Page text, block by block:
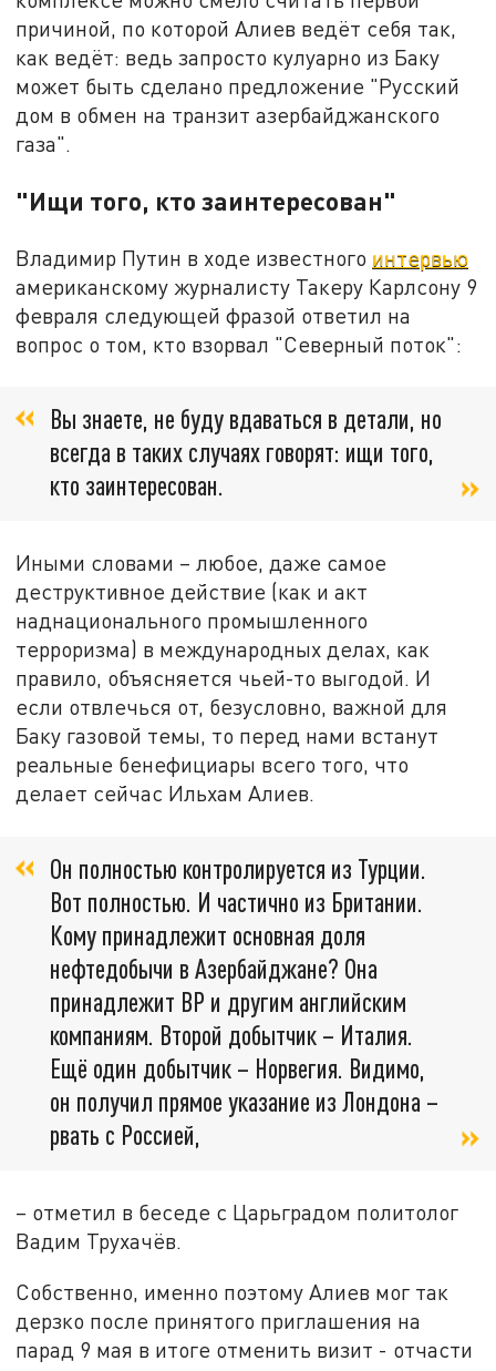
причиной, по которой Алиев ведёт себя так,
как ведёт: ведь запросто кулуарно из Баку
может быть сделано предложение "Русский
дом в обмен на транзит азербайджанского
газа".
"Ищи того, кто заинтересован"
Владимир Путин в ходе известного интервью
американскому журналисту Такеру Карлсону 9
февраля следующей фразой ответил на
вопрос о том, кто взорвал "Северный поток":
Вы знаете, не буду вдаваться в детали, но
всегда в таких случаях говорят: ищи того,
кто заинтересован.
Иными словами – любое, даже самое
деструктивное действие (как и акт
наднационального промышленного
терроризма) в международных делах, как
правило, объясняется чьей-то выгодой. И
если отвлечься от, безусловно, важной для
Баку газовой темы, то перед нами встанут
реальные бенефициары всего того, что
делает сейчас Ильхам Алиев.
Он полностью контролируется из Турции.
Вот полностью. И частично из Британии.
Кому принадлежит основная доля
нефтедобычи в Азербайджане? Она
принадлежит BP и другим английским
компаниям. Второй добытчик – Италия.
Ещё один добытчик – Норвегия. Видимо,
он получил прямое указание из Лондона –
рвать с Россией,
– отметил в беседе с Царьградом политолог
Вадим Трухачёв.
Собственно, именно поэтому Алиев мог так
дерзко после принятого приглашения на
парад 9 мая в итоге отменить визит - отчасти